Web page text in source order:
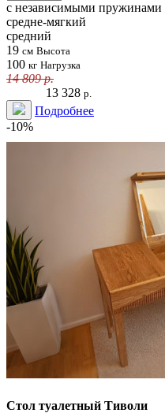
с независимыми пружинами
средне-мягкий
средний
19 см Высота
100 кг Нагрузка
14 809р.
13 328 р.
Подробнее
-10%
Стол туалетный Тиволи